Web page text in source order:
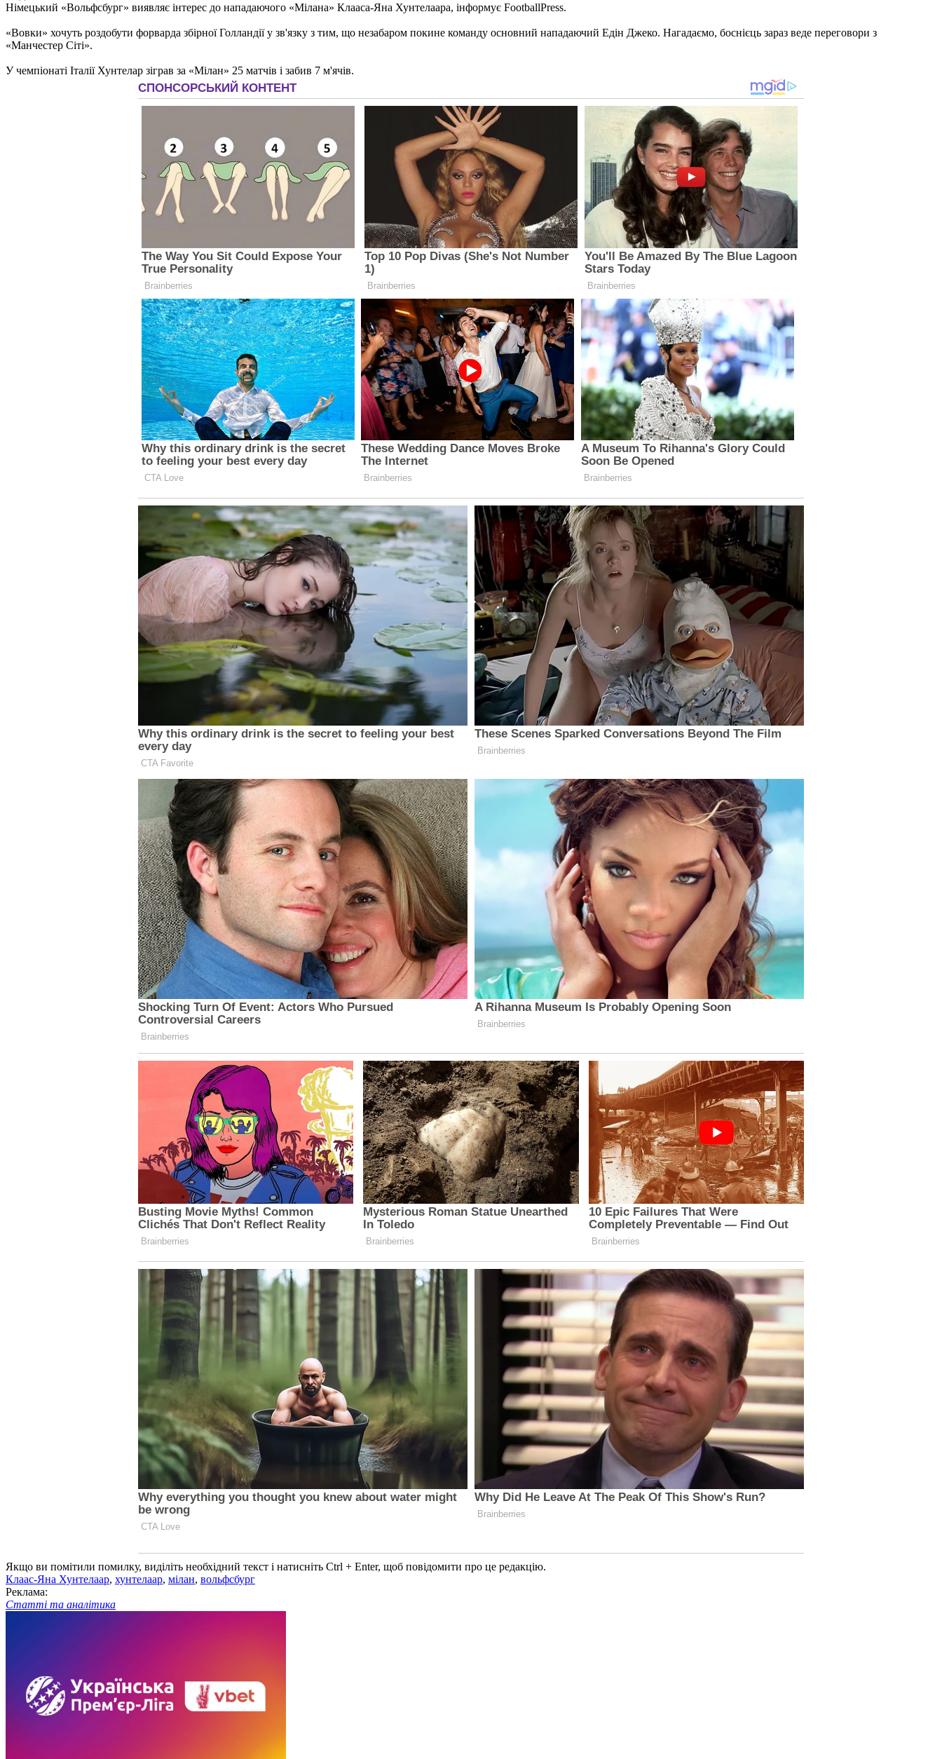
Німецький «Вольфсбург» виявляє інтерес до нападаючого «Мілана» Клааса-Яна Хунтелаара, інформує FootballPress.
«Вовки» хочуть роздобути форварда збірної Голландії у зв'язку з тим, що незабаром покине команду основний нападаючий Едін Джеко. Нагадаємо, боснієць зараз веде переговори з
«Манчестер Сіті».
У чемпіонаті Італії Хунтелар зіграв за «Мілан» 25 матчів і забив 7 м'ячів.
Якщо ви помітили помилку, виділіть необхідний текст і натисніть Ctrl + Enter, щоб повідомити про це редакцію.
Клаас-Яна Хунтелаар, хунтелаар, мілан, вольфсбург
Реклама:
Статті та аналітика